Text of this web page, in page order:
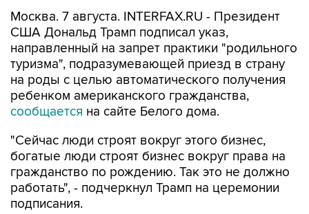
Москва. 7 августа. INTERFAX.RU - Президент
США Дональд Трамп подписал указ,
направленный на запрет практики "родильного
туризма", подразумевающей приезд в страну
на роды с целью автоматического получения
ребенком американского гражданства,
сообщается на сайте Белого дома.
"Сейчас люди строят вокруг этого бизнес,
богатые люди строят бизнес вокруг права на
гражданство по рождению. Так это не должно
работать", - подчеркнул Трамп на церемонии
подписания.